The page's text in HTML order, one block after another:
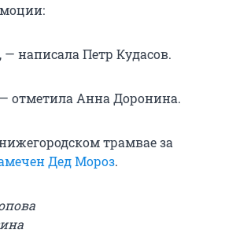
— написала Петр Кудасов.
отметила Анна Доронина.
трамвае за
Дед Мороз.